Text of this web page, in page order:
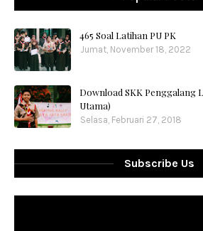
465 Soal Latihan PU PK
Jumat, November 18, 2022
Download SKK Penggalang
Utama)
Selasa, Februari 27, 2018
Subscribe Us